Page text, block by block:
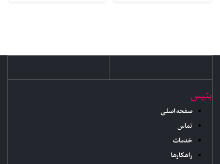
بتیس
صفحه اصلی
تماس
خدمات
راهکارها